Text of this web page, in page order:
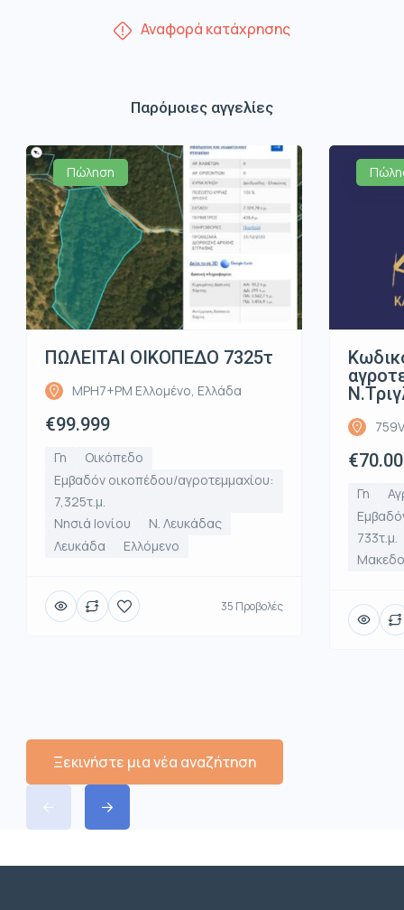
Αναφορά κατάχρησης
Παρόμοιες αγγελίες
Πώληση
ΠΩΛΕΙΤΑΙ ΟΙΚΟΠΕΔΟ 7325τ
MPH7+PM Ελλομένο, Ελλάδα
€99.999
Γη
Οικόπεδο
Εμβαδόν οικοπέδου/αγροτεμμαχίου:
7,325τ.μ.
Νησιά Ιονίου
Ν. Λευκάδας
Λευκάδα
Ελλόμενο
35 Προβολές
Γη
733τ.μ.
Ξεκινήστε μια νέα αναζήτηση